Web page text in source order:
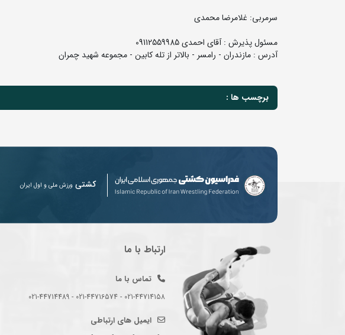
سرمربی: غلامرضا محمدی
مسئول پذیرش : آقای احمدی 09112559985
آدرس : مازندران - رامسر - بالاتر از تله کابین - مجموعه شهید چمران
برچسب ها :
کشتی ورزش ملی و اول ایران
ارتباط با ما
تماس با ما
021-44714158 - 021-44716574 - 021-44714489
ایمیل های ارتباطی